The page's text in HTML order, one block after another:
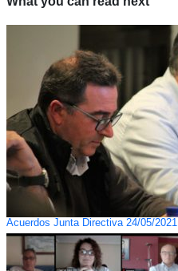
Acuerdos Junta Directiva 24/05/2021